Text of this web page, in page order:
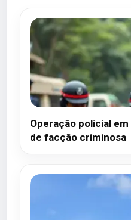
Operação policial
de facção criminosa